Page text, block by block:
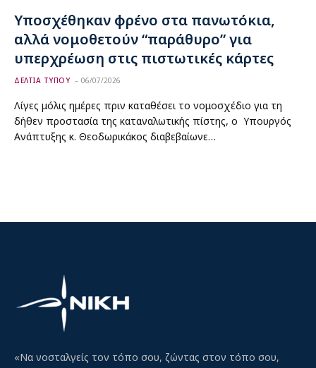
Υποσχέθηκαν φρένο στα πανωτόκια,
αλλά νομοθετούν “παράθυρο” για
υπερχρέωση στις πιστωτικές κάρτες
ΔΕΛΤΙΑ ΤΥΠΟΥ 06/07/2026
Λίγες μόλις ημέρες πριν καταθέσει το νομοσχέδιο για τη
δήθεν προστασία της καταναλωτικής πίστης, ο Υπουργός
Ανάπτυξης κ. Θεοδωρικάκος διαβεβαίωνε…
«Να νοσταλγείς τον τόπο σου, ζώντας στον τόπο σου,